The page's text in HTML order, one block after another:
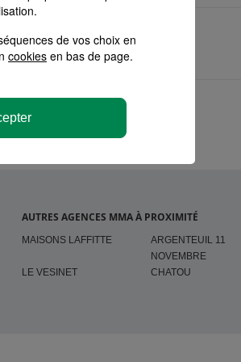
AUTRES AGENCES MMA À PROXIMITÉ
MAISONS LAFFITTE
ARGENTEUIL 11
NOVEMBRE
LE VESINET
CHATOU
de vos choix en
cookies en bas de page.